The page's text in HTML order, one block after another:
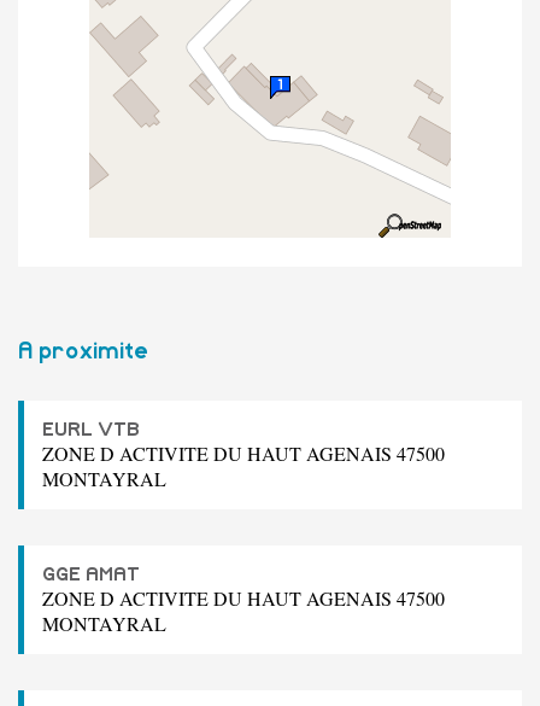
A proximite
EURL VTB
ZONE D ACTIVITE DU HAUT AGENAIS 47500
MONTAYRAL
GGE AMAT
ZONE D ACTIVITE DU HAUT AGENAIS 47500
MONTAYRAL